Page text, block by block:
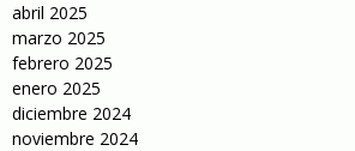
abril 2025
marzo 2025
febrero 2025
enero 2025
diciembre 2024
noviembre 2024